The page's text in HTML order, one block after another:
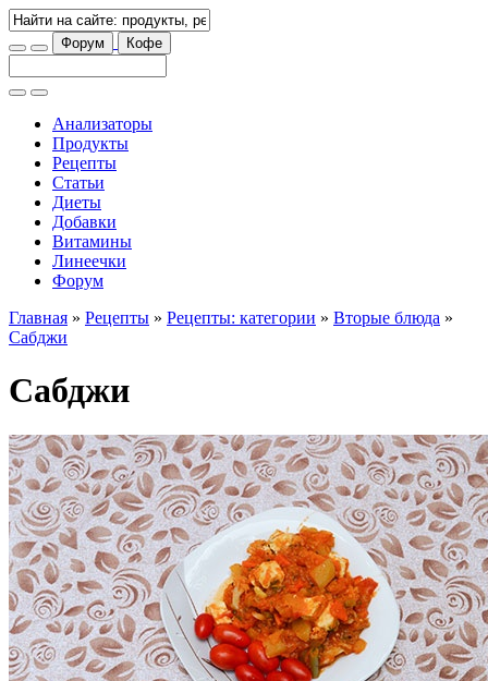
Форум Кофе
Анализаторы
Продукты
Рецепты
Статьи
Диеты
Добавки
Витамины
Линеечки
Форум
Главная » Рецепты » Рецепты: категории » Вторые блюда »
Сабджи
Сабджи